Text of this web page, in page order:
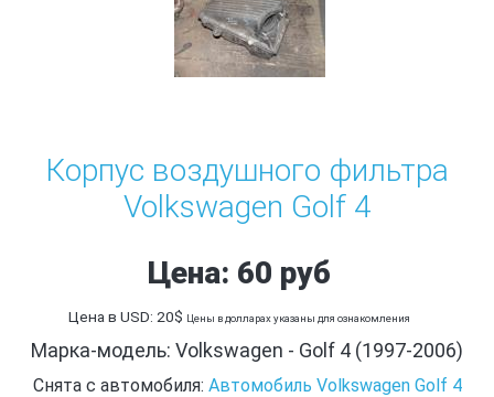
Корпус воздушного фильтра
Volkswagen Golf 4
Цена: 60 руб
Цена в USD: 20$ Цены в долларах указаны для ознакомления
Марка-модель: Volkswagen - Golf 4 (1997-2006)
Снята с автомобиля: Автомобиль Volkswagen Golf 4